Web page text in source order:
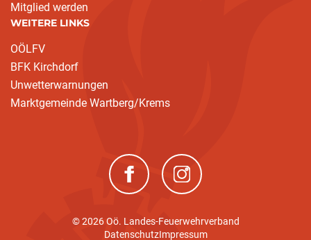
Mitglied werden
WEITERE LINKS
OÖLFV
BFK Kirchdorf
Unwetterwarnungen
Marktgemeinde Wartberg/Krems
(neues Fenster)(neues Fenster)
© 2026 Oö. Landes-Feuerwehrverband
DatenschutzImpressum